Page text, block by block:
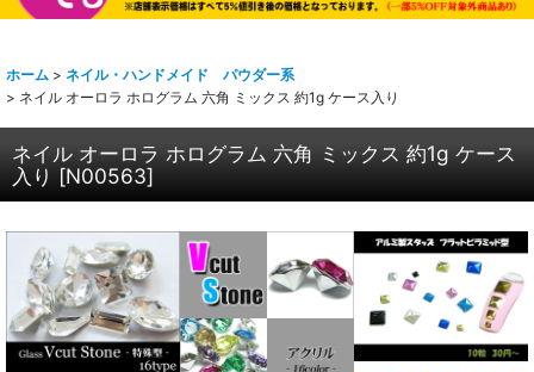
ホーム > ネイル・ハンドメイド パウダー系
> ネイル オーロラ ホログラム 六角 ミックス 約1g ケース入り
ネイル オーロラ ホログラム 六角 ミックス 約1g ケース
入り [N00563]